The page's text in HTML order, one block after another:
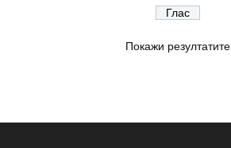
Покажи резултатите